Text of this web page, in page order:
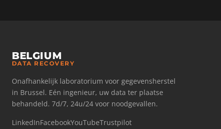
BELGIUM
DATA RECOVERY
Onafhankelijk laboratorium voor gegevensherstel
in Brussel. Eén ingenieur, uw data ter plaatse
behandeld. 7d/7, 24u/24 voor noodgevallen.
LinkedInFacebookYouTubeTrustpilot